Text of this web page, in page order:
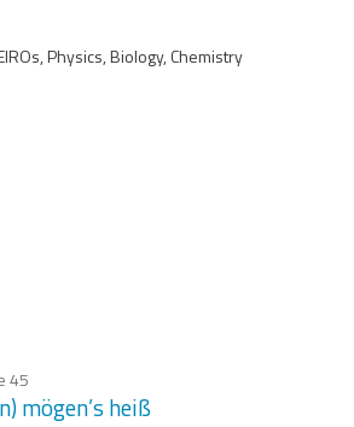
Physics, Biology, Chemistry
45
mögen’s heiß